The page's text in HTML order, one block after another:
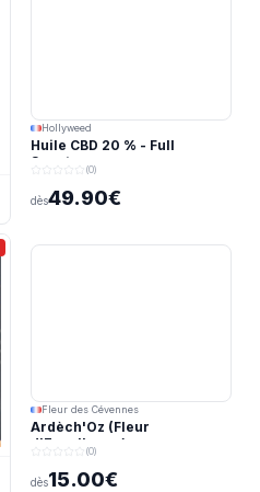
Hollyweed
Huile CBD 20 % - Full
Spectrum
(0)
dès49.90€
Fleur des Cévennes
Ardèch'Oz (Fleur
d'Excellence)
(0)
dès15.00€